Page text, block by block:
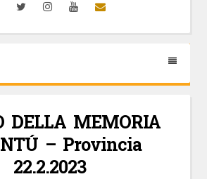
FacebookTwitterInstagramYouTubeEmail
DELLA MEMORIA
– Provincia
22.2.2023